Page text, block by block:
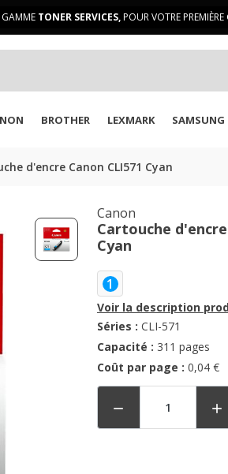
GAMME TONER SERVICES,POUR VOTRE
BROTHER LEXMARK SAMSUNG
d'encre Canon CLI571 Cyan
Canon
Cartouche d'encre
Cyan
1
Voir la description
Séries : CLI-571
Capacité : 311 pages
Coût par page : 0,04 €
 